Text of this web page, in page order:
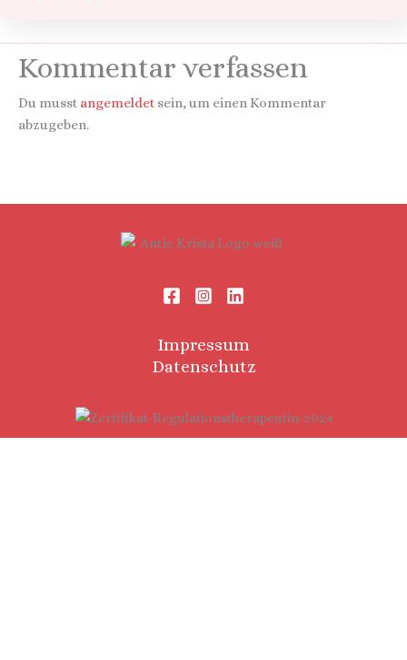
Kommentar verfassen
Du musst angemeldet sein, um einen Kommentar
abzugeben.
Impressum
Datenschutz